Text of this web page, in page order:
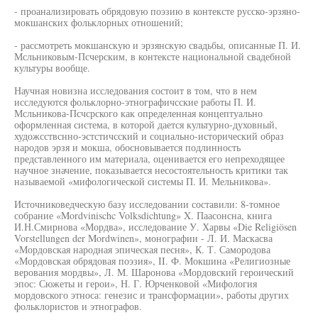
- проанализировать обрядовую поэзию в контексте русско-эрзяно-
мокшанских фольклорных отношений;
- рассмотреть мокшанскую и эрзянскую свадьбы, описанные П. И.
Мсльниковым-Псчерским, в контексте национальной свадебной
культуры вообще.
Научная новизна исследования состоит в том, что в нем
исследуются фольклорно-этнографичсские работы П. И.
Мсльникова-Псчсрского как определенная концептуально
оформленная система, в которой дается культурно-духовный,
художсствснно-эстстичсский и социально-исторический образ
народов эрзя и мокша, обосновывается подлинность
представленного им материала, оценивается его непреходящее
научное значение, показывается несостоятельность критики так
называемой «мифологической системы П. И. Мельникова».
Источниковедческую базу исследовании составили: 8-томное
собрание «Mordvinischc Volksdichtung» X. Паасонсна, книга
И.Н.Смирнова «Мордва», исследование У. Харвы «Die Religiösen
Vorstellungen der Mordwinen», монографии - Л. И. Маскасва
«Мордовская народная эпическая песня», К. Т. Самородова
«Мордовская обрядовая поэзия», II. Ф. Мокшина «Религиозные
верования мордвы», Л. М. Шаронова «Мордовский героический
эпос: Сюжеты и герои», Н. Г. Юрченковой «Мифология
мордовского этноса: генезис и трансформации», работы других
фольклористов и этнографов.